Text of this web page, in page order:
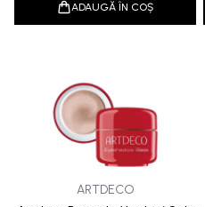
ADAUGĂ ÎN COȘ
ARTDECO